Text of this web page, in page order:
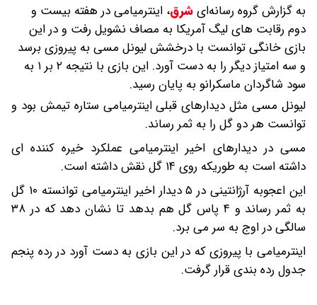
به گزارش گروه رسانه‌ایشرق، اینترمیامی در هفته بیست و
دوم رقابت های لیگ آمریکا به مصاف نشویل رفت و در این
بازی خانگی توانست با درخشش لیونل مسی به پیروزی برسد
و سه امتیاز دیگر را به دست آورد. این بازی با نتیجه ۲ بر ۱ به
سود شاگردان ماسکرانو به پایان رسید.
لیونل مسی مثل دیدارهای قبلی اینترمیامی ستاره تیمش بود و
توانست هر دو گل را به ثمر رساند.
مسی در دیدارهای اخیر اینترمیامی عملکرد خیره کننده ای
داشته است به طوریکه روی ۱۴ گل نقش داشته است.
این اعجوبه آرژانتینی در ۵ دیدار اخیر اینترمیامی توانسته ۱۰ گل
به ثمر رساند و ۴ پاس گل هم بدهد تا نشان دهد که در ۳۸
سالگی در اوج به سر می برد.
اینترمیامی با پیروزی که در این بازی به دست آورد در رده پنجم
جدول رده بندی قرار گرفت.